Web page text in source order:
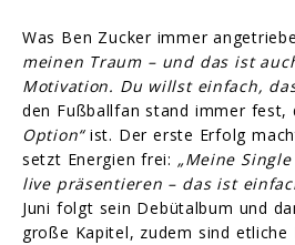
Was Ben Zucker immer
meinen Traum – und das ist
Motivation. Du willst einfach,
den Fußballfan stand immer fest,
Option“ist. Der erste Erfolg
setzt Energien frei: „Meine
live präsentieren – das ist
Juni folgt sein Debütalbum und
große Kapitel, zudem sind etliche